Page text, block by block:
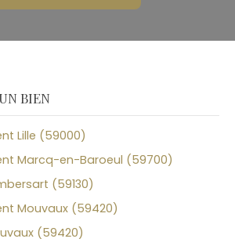
BIEN
Lille (59000)
Marcq-en-Baroeul (59700)
(59130)
Mouvaux (59420)
(59420)